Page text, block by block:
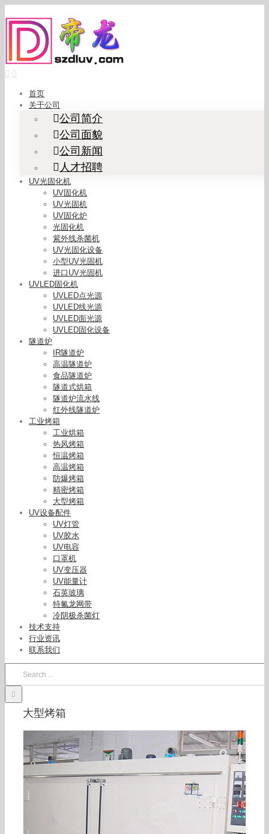
to
content
首页
关于公司
公司简介
公司面貌
公司新闻
人才招聘
UV光固化机
UV固化机
UV光固机
UV固化炉
光固化机
紫外线杀菌机
UV光固化设备
小型UV光固机
进口UV光固机
UVLED固化机
UVLED点光源
UVLED线光源
UVLED面光源
UVLED固化设备
隧道炉
IR隧道炉
高温隧道炉
食品隧道炉
隧道式烘箱
隧道炉流水线
红外线隧道炉
工业烤箱
工业烘箱
热风烤箱
恒温烤箱
高温烤箱
防爆烤箱
精密烤箱
大型烤箱
UV设备配件
UV灯管
UV胶水
UV电容
口罩机
UV变压器
UV能量计
石英玻璃
特氟龙网带
冷阴极杀菌灯
技术支持
行业资讯
联系我们
大型烤箱
工业烤箱_—1200工业高温烤箱、工业烤箱非标通
工业烤箱_定做大型烤箱精密工业烤箱精密热风无